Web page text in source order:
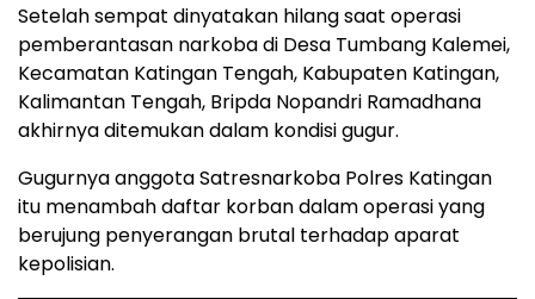
Setelah sempat dinyatakan hilang saat operasi
pemberantasan narkoba di Desa Tumbang Kalemei,
Kecamatan Katingan Tengah, Kabupaten Katingan,
Kalimantan Tengah, Bripda Nopandri Ramadhana
akhirnya ditemukan dalam kondisi gugur.
Gugurnya anggota Satresnarkoba Polres Katingan
itu menambah daftar korban dalam operasi yang
berujung penyerangan brutal terhadap aparat
kepolisian.